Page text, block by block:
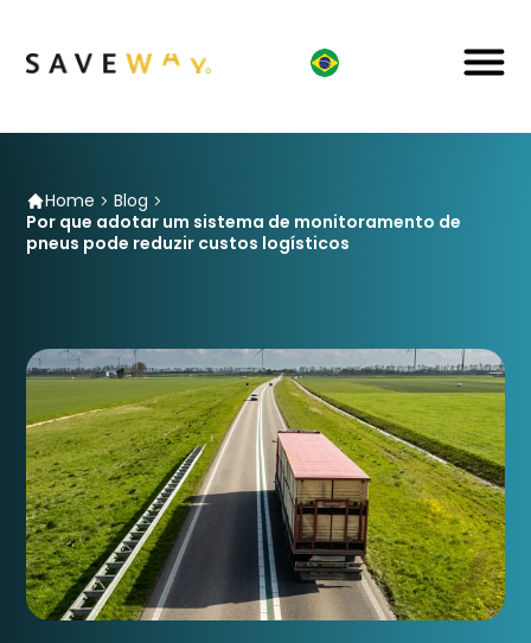
Home
Blog
Por que adotar um sistema de monitoramento de
pneus pode reduzir custos logísticos